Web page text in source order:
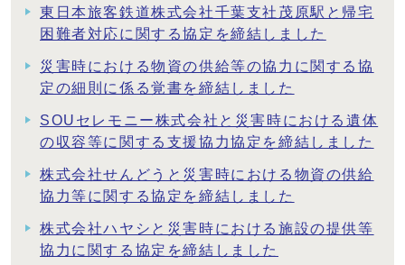
東日本旅客鉄道株式会社千葉支社茂原駅と帰宅
困難者対応に関する協定を締結しました
災害時における物資の供給等の協力に関する協
定の細則に係る覚書を締結しました
SOUセレモニー株式会社と災害時における遺体
の収容等に関する支援協力協定を締結しました
株式会社せんどうと災害時における物資の供給
協力等に関する協定を締結しました
株式会社ハヤシと災害時における施設の提供等
協力に関する協定を締結しました